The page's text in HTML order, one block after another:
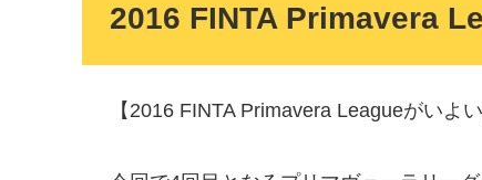
2016 FINTA Primavera
【2016 FINTA Primavera Leagueがいよ